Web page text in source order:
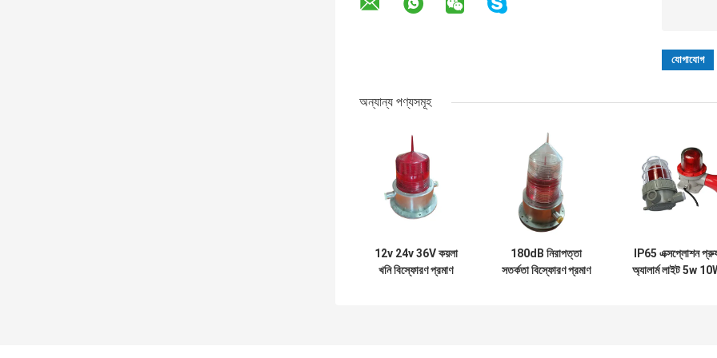
অন্যান্য পণ্যসমূহ
12v 24v 36V কয়লা
খনি বিস্ফোরণ প্রমাণ
180dB নিরাপত্তা
সতর্কতা বিস্ফোরণ প্রমাণ
IP65 এক্সপ্লোশন
অ্যালার্ম লাইট 5w